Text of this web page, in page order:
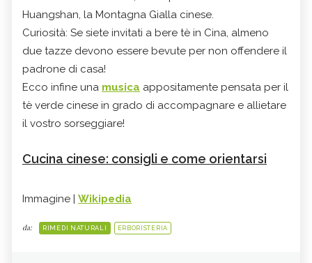
Huangshan, la Montagna Gialla cinese.
Curiosità: Se siete invitati a bere tè in Cina, almeno
due tazze devono essere bevute per non offendere il
padrone di casa!
Ecco infine una musica appositamente pensata per il
tè verde cinese in grado di accompagnare e allietare
il vostro sorseggiare!
Cucina cinese: consigli e come orientarsi
Immagine | Wikipedia
da: RIMEDI NATURALI ERBORISTERIA